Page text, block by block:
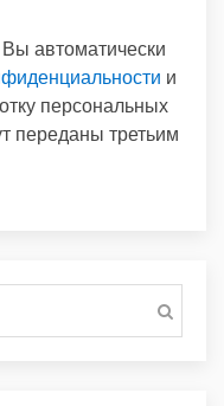
автоматически
и
персональных
переданы третьим